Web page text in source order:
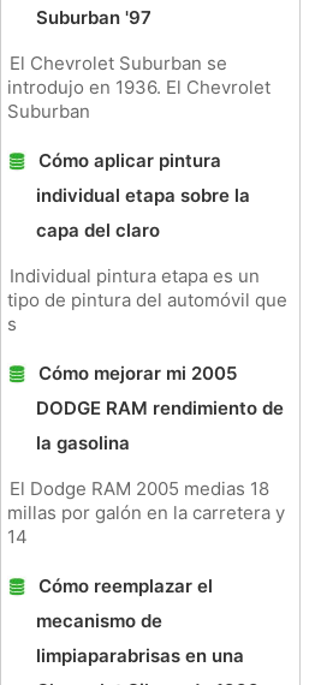
Suburban '97
El Chevrolet Suburban se
introdujo en 1936. El Chevrolet
Suburban
Cómo aplicar pintura
individual etapa sobre la
capa del claro
Individual pintura etapa es un
tipo de pintura del automóvil que
s
Cómo mejorar mi 2005
DODGE RAM rendimiento de
la gasolina
El Dodge RAM 2005 medias 18
millas por galón en la carretera y
14
Cómo reemplazar el
mecanismo de
limpiaparabrisas en una